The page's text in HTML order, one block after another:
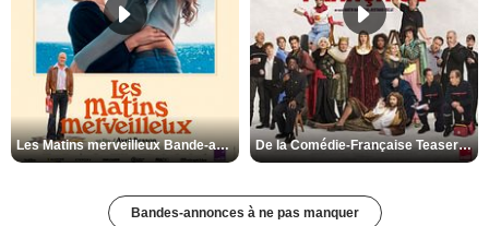
Les Matins merveilleux Bande-annonce VF De la Comédie-Française Teaser VF
Bandes-annonces à ne pas manquer